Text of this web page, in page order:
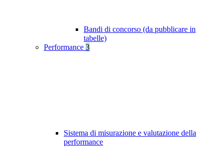
Bandi di concorso (da pubblicare in
tabelle)
Performance 3
Sistema di misurazione e valutazione della
performance